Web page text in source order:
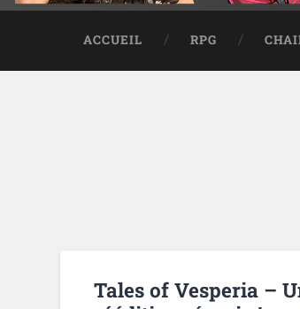
ACCUEIL RPG
Tales of Vesperia –